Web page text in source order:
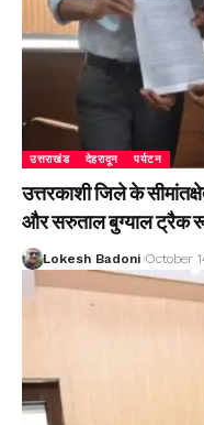
उत्तराखंड देहरादून पर्यटन
उत्तरकाशी जिले के
और सरुताल बुग्याल ट्रैक
Lokesh Badoni October